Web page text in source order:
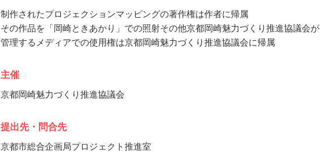
制作されたプロジェクションマッピングの著作権は作者に帰属
その作品を「岡崎ときあかり」での照射その他京都岡崎魅力づくり推進協議会が
管理するメディアでの使用権は京都岡崎魅力づくり推進協議会に帰属
主催
京都岡崎魅力づくり推進協議会
提出先・問合先
京都市総合企画局プロジェクト推進室